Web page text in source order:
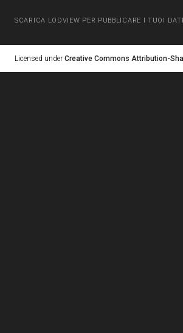
SCARICA LODVIEW PER PUBBLICARE I TUOI DATI
Licensed under Creative Commons Attribution-